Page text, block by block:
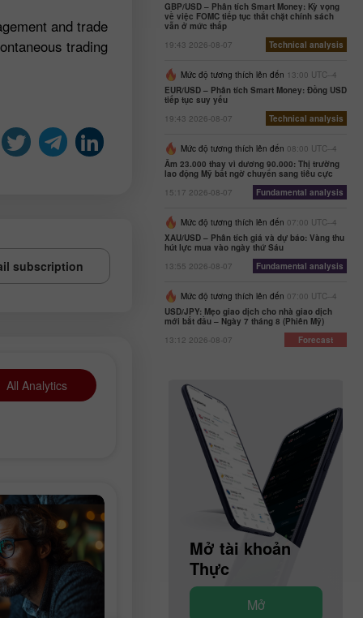
and trade
trading
subscription
All Analytics
GBP/USD – Phân tích Smart Money: Kỳ vọng
về việc FOMC tiếp tục thắt chặt chính sách
vẫn ở mức thấp
19:43 2026-08-07
Technical analysis
Mức độ tương thích lên đến 13:00 UTC--4
EUR/USD – Phân tích Smart Money: Đồng USD
tiếp tục suy yếu
19:43 2026-08-07
Technical analysis
Mức độ tương thích lên đến 08:00 UTC--4
Âm 23.000 thay vì dương 90.000: Thị trường
lao động Mỹ bất ngờ chuyển sang tiêu cực
15:17 2026-08-07
Fundamental analysis
Mức độ tương thích lên đến 07:00 UTC--4
XAU/USD – Phân tích giá và dự báo: Vàng thu
hút lực mua vào ngày thứ Sáu
13:55 2026-08-07
Fundamental analysis
Mức độ tương thích lên đến 07:00 UTC--4
USD/JPY: Mẹo giao dịch cho nhà giao dịch
mới bắt đầu – Ngày 7 tháng 8 (Phiên Mỹ)
13:12 2026-08-07
Forecast
Mở tài khoản
Demo
Mở
Mở tài khoản
Thực
Mở